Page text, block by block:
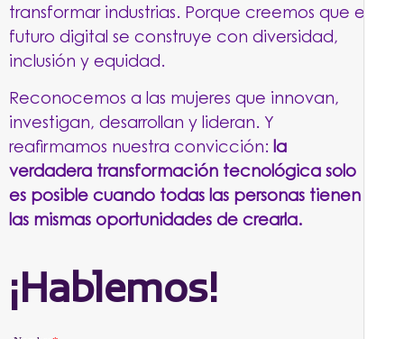
transformar industrias. Porque creemos que el
futuro digital se construye con diversidad,
inclusión y equidad.
Reconocemos a las mujeres que innovan,
investigan, desarrollan y lideran. Y
reafirmamos nuestra convicción: la
verdadera transformación tecnológica solo
es posible cuando todas las personas tienen
las mismas oportunidades de crearla.
¡Hablemos!